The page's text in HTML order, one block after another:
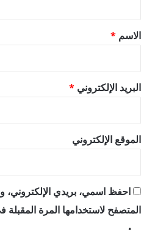
*
الاسم *
البريد الإلكتروني *
الموقع الإلكتروني
احفظ اسمي، بريدي الإلكتروني،
المتصفح لاستخدامها المرة المقبلة